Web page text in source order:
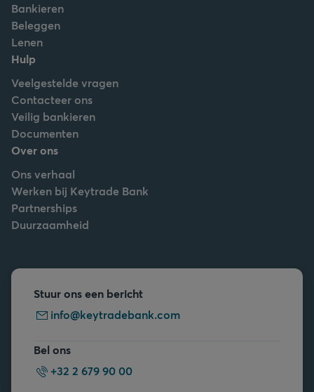
Bankieren
Beleggen
Lenen
Hulp
Veelgestelde vragen
Contacteer ons
Veilig bankieren
Documenten
Over ons
Ons verhaal
Werken bij Keytrade Bank
Partnerships
Duurzaamheid
Stuur ons een bericht
info@keytradebank.com
Bel ons
+32 2 679 90 00